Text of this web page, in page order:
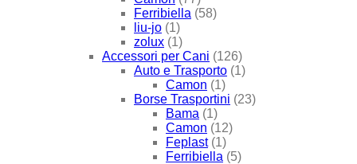
Ferribiella (58)
liu-jo (1)
zolux (1)
Accessori per Cani (126)
Auto e Trasporto (1)
Camon (1)
Borse Trasportini (23)
Bama (1)
Camon (12)
Feplast (1)
Ferribiella (5)